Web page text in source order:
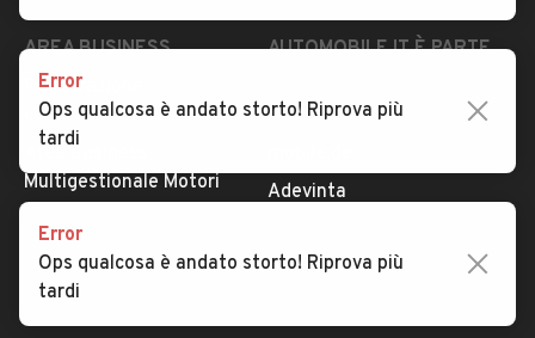
AREA BUSINESS
Registrazione
concessionario
Multigestionale Motori
AUTOMOBILE.IT È PARTE
subito.it
Adevinta
SEGUICI
Error
Ops qualcosa è andato storto! Riprova più
tardi
Error
Ops qualcosa è andato storto! Riprova più
tardi